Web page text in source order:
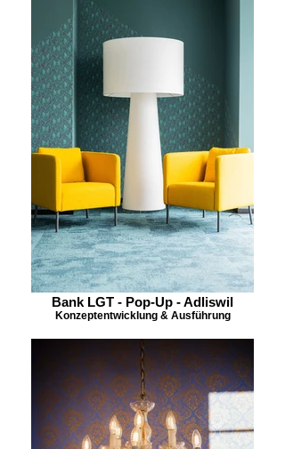
Bank LGT - Pop-Up - Adliswil
Konzeptentwicklung & Ausführung